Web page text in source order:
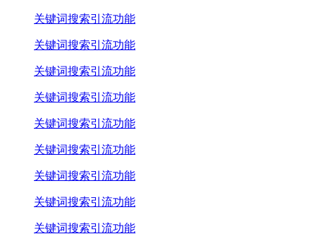
关键词搜索引流功能
关键词搜索引流功能
关键词搜索引流功能
关键词搜索引流功能
关键词搜索引流功能
关键词搜索引流功能
关键词搜索引流功能
关键词搜索引流功能
关键词搜索引流功能